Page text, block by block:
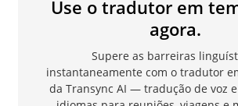
Use o tradutor em
agora.
Supere as barreiras
instantaneamente com o tradutor
da Transync AI — tradução de voz